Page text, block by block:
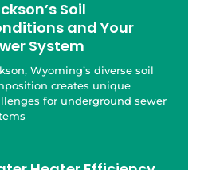
Soil
and Your
System
Wyoming’s diverse soil
creates unique
for underground sewer